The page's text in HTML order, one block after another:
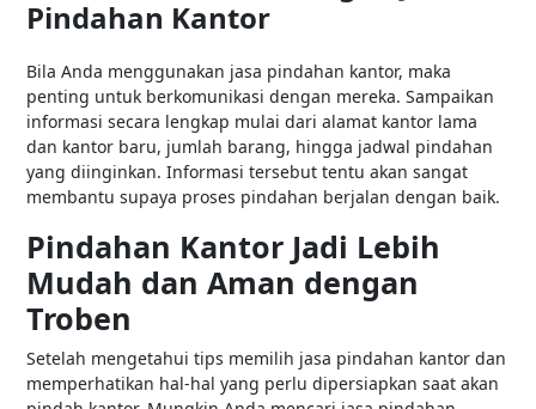
Pindahan Kantor
Bila Anda menggunakan jasa pindahan kantor, maka
penting untuk berkomunikasi dengan mereka. Sampaikan
informasi secara lengkap mulai dari alamat kantor lama
dan kantor baru, jumlah barang, hingga jadwal pindahan
yang diinginkan. Informasi tersebut tentu akan sangat
membantu supaya proses pindahan berjalan dengan baik.
Pindahan Kantor Jadi Lebih
Mudah dan Aman dengan
Troben
Setelah mengetahui tips memilih jasa pindahan kantor dan
memperhatikan hal-hal yang perlu dipersiapkan saat akan